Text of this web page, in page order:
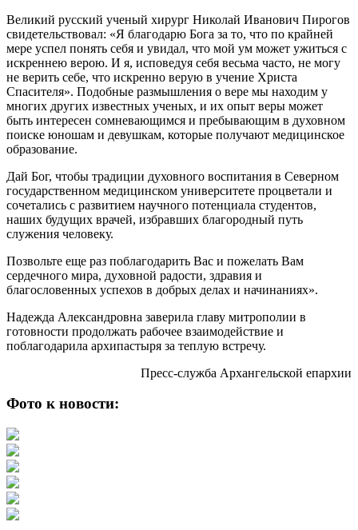
Великий русский ученый хирург Николай Иванович Пирогов
свидетельствовал: «Я благодарю Бога за то, что по крайней
мере успел понять себя и увидал, что мой ум может ужиться с
искреннею верою. И я, исповедуя себя весьма часто, не могу
не верить себе, что искренно верую в учение Христа
Спасителя». Подобные размышления о вере мы находим у
многих других известных ученых, и их опыт веры может
быть интересен сомневающимся и пребывающим в духовном
поиске юношам и девушкам, которые получают медицинское
образование.
Дай Бог, чтобы традиции духовного воспитания в Северном
государственном медицинском университете процветали и
сочетались с развитием научного потенциала студентов,
наших будущих врачей, избравших благородный путь
служения человеку.
Позвольте еще раз поблагодарить Вас и пожелать Вам
сердечного мира, духовной радости, здравия и
благословенных успехов в добрых делах и начинаниях».
Надежда Александровна заверила главу митрополии в
готовности продолжать рабочее взаимодействие и
поблагодарила архипастыря за теплую встречу.
Пресс-служба Архангельской епархии
Фото к новости: